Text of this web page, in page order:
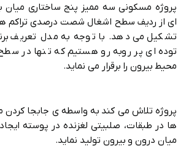
پروژه مسکونی سه ممیز پنج ساختاری
ای از ردیف سطح اشغال شصت درصدی تراکم
تشکیل می دهد. با توجه به مدل تعریف
توده ای پر روبه رو هستیم که تنها در
محیط بیرون را برقرار می نماید.
پروژه تلاش می کند به واسطه ی جابجا کردن
ها در طبقات، صلبیتی لغزنده در پوسته
میان درون و بیرون تولید نماید.